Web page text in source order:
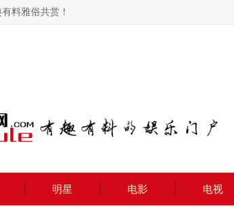
料雅俗共赏！
明星 电影 电视